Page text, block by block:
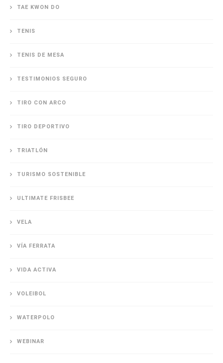
TAE KWON DO
TENIS
TENIS DE MESA
TESTIMONIOS SEGURO
TIRO CON ARCO
TIRO DEPORTIVO
TRIATLÓN
TURISMO SOSTENIBLE
ULTIMATE FRISBEE
VELA
VÍA FERRATA
VIDA ACTIVA
VOLEIBOL
WATERPOLO
WEBINAR